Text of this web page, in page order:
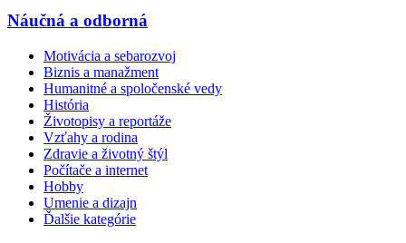
Náučná a odborná
Motivácia a sebarozvoj
Biznis a manažment
Humanitné a spoločenské vedy
História
Životopisy a reportáže
Vzťahy a rodina
Zdravie a životný štýl
Počítače a internet
Hobby
Umenie a dizajn
Ďalšie kategórie